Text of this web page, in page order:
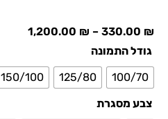
330.00 ₪
–
1,200.00 ₪
גודל התמונה
100/70
125/80
150/100
צבע מסגרת